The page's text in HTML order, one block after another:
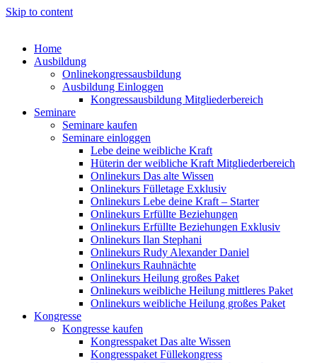
Skip to content
Home
Ausbildung
Onlinekongressausbildung
Ausbildung Einloggen
Kongressausbildung Mitgliederbereich
Seminare
Seminare kaufen
Seminare einloggen
Lebe deine weibliche Kraft
Hüterin der weibliche Kraft Mitgliederbereich
Onlinekurs Das alte Wissen
Onlinekurs Fülletage Exklusiv
Onlinekurs Lebe deine Kraft – Starter
Onlinekurs Erfüllte Beziehungen
Onlinekurs Erfüllte Beziehungen Exklusiv
Onlinekurs Ilan Stephani
Onlinekurs Rudy Alexander Daniel
Onlinekurs Rauhnächte
Onlinekurs Heilung großes Paket
Onlinekurs weibliche Heilung mittleres Paket
Onlinekurs weibliche Heilung großes Paket
Kongresse
Kongresse kaufen
Kongresspaket Das alte Wissen
Kongresspaket Füllekongress